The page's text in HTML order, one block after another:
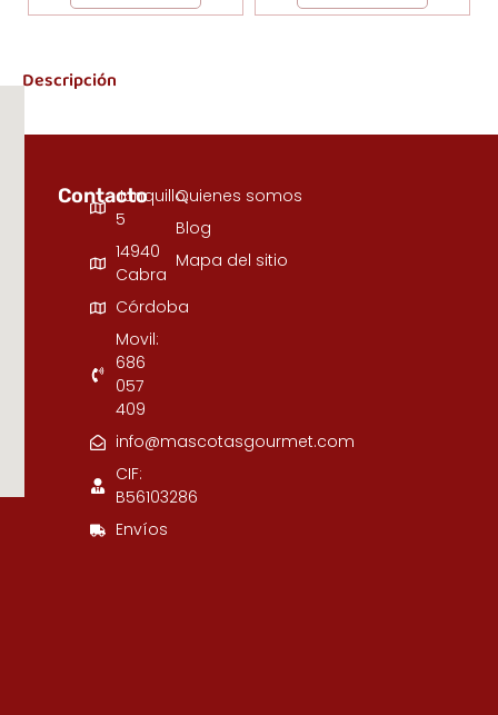
Descripción
ContactoJunquillo,
5
14940
Cabra
Córdoba
Movil:
686
057
409
info@mascotasgourmet.com
CIF:
B56103286
Envíos
Quienes somos
Blog
Mapa del sitio